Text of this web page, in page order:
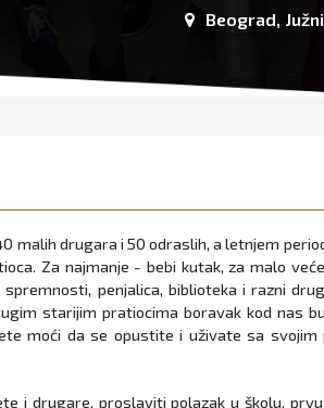
Beograd,
malih drugara i 50 odraslih, a letnjem
Za najmanje - bebi kutak, za malo
penjalica, biblioteka i razni
starijim pratiocima boravak kod nas
moći da se opustite i uživate sa svojim
i drugare, proslaviti polazak u školu,